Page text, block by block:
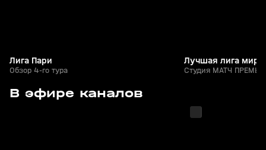
Лига Пари
Обзор 4-го тура
Лучшая лига мира
Студия МАТЧ
В эфире каналов
с 09:05